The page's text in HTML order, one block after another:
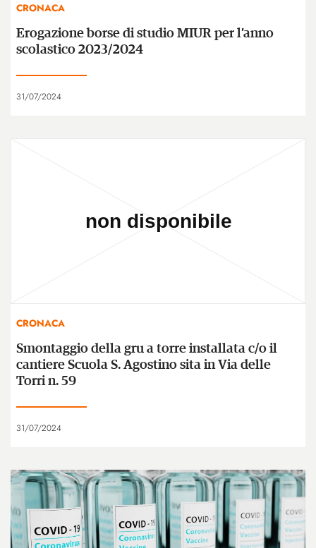
CRONACA
Erogazione borse di studio MIUR per l’anno
scolastico 2023/2024
31/07/2024
CRONACA
Smontaggio della gru a torre installata c/o il
cantiere Scuola S. Agostino sita in Via delle
Torri n. 59
31/07/2024